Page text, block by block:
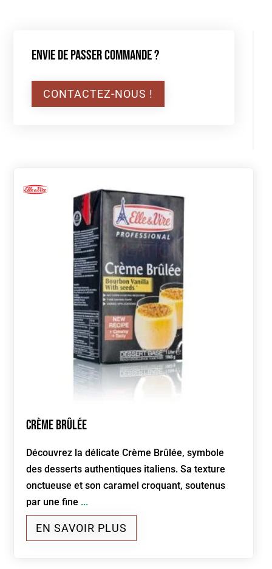
Envie de passer commande ?
CONTACTEZ-NOUS !
Crème Brûlée
Découvrez la délicate Crème Brûlée, symbole
des desserts authentiques italiens. Sa texture
onctueuse et son caramel croquant, soutenus
par une fine ...
EN SAVOIR PLUS